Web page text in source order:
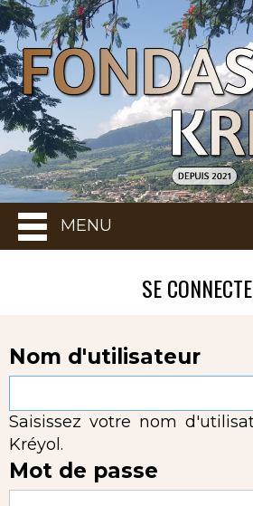
MENU
SE
Nom d'utilisateur
Saisissez votre nom
Kréyol.
Mot de passe